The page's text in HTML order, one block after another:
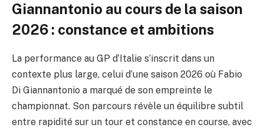
Giannantonio au cours de la saison
2026 : constance et ambitions
La performance au GP d’Italie s’inscrit dans un
contexte plus large, celui d’une saison 2026 où Fabio
Di Giannantonio a marqué de son empreinte le
championnat. Son parcours révèle un équilibre subtil
entre rapidité sur un tour et constance en course, avec